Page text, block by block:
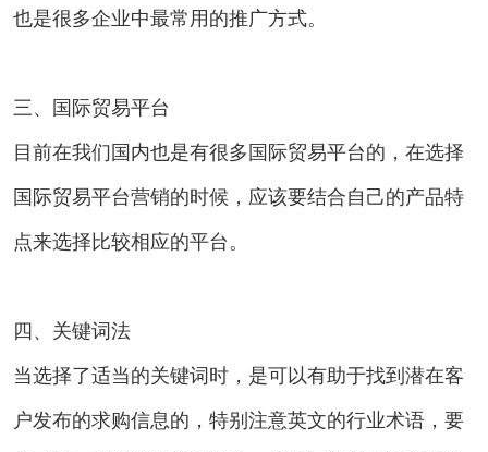
也是很多企业中最常用的推广方式。
三、国际贸易平台
目前在我们国内也是有很多国际贸易平台的，在选择
国际贸易平台营销的时候，应该要结合自己的产品特
点来选择比较相应的平台。
四、关键词法
当选择了适当的关键词时，是可以有助于找到潜在客
户发布的求购信息的，特别注意英文的行业术语，要